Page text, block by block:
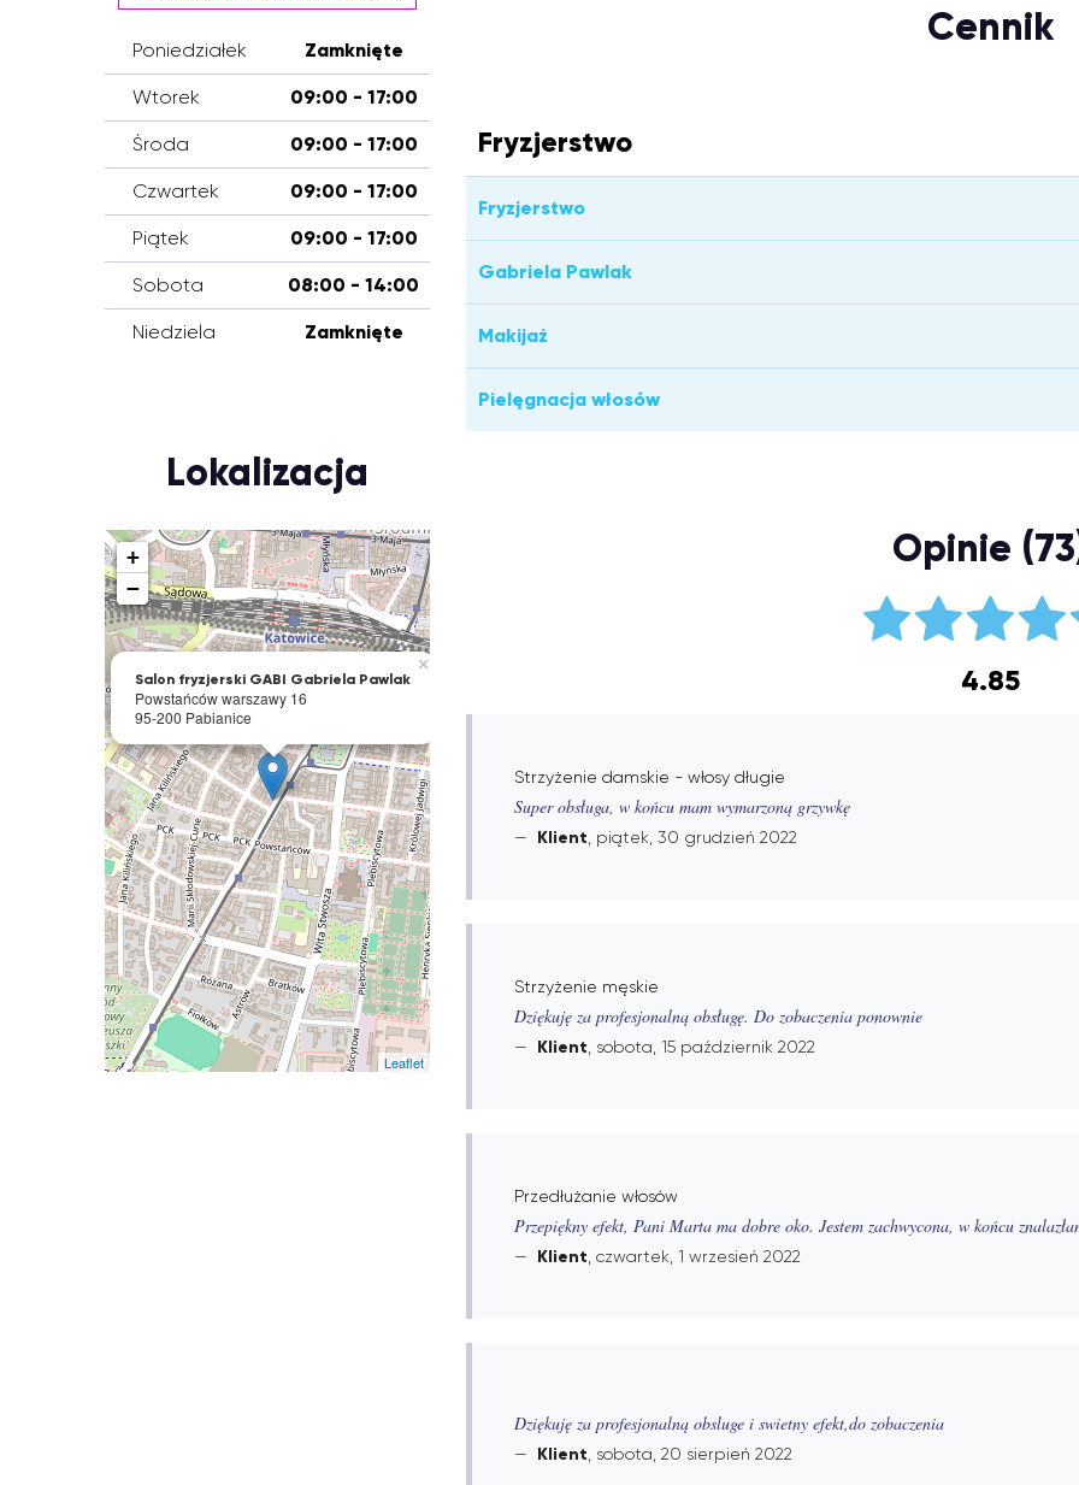
Poniedziałek Zamknięte
Wtorek 09:00 - 17:00
Środa 09:00 - 17:00
Czwartek 09:00 - 17:00
Piątek 09:00 - 17:00
Sobota 08:00 - 14:00
Niedziela Zamknięte
Lokalizacja
Salon fryzjerski GABI Gabriela Pawlak
Powstańców warszawy 16
95-200 Pabianice
×
+
−
Leaflet
Cennik
Fryzjerstwo
Fryzjerstwo
Gabriela Pawlak
Makijaż
Pielęgnacja włosów
Opinie
4.85
Strzyżenie damskie - włosy długie
Super obsługa, w końcu mam wymarzoną grzywkę
Klient , piątek, 30 grudzień 2022
Strzyżenie męskie
Dziękuję za profesjonalną obsługę. Do zobaczenia ponownie
Klient , sobota, 15 październik 2022
Przedłużanie włosów
Przepiękny efekt, Pani Marta ma dobre oko. Jestem zachwycona, w końcu
Klient , czwartek, 1 wrzesień 2022
Dziękuję za profesjonalną obsluge i swietny efekt,do zobaczenia
Klient , sobota, 20 sierpień 2022